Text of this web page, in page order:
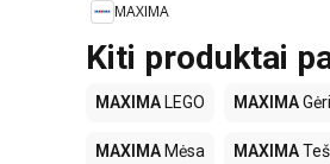
MAXIMA
Kiti produktai
MAXIMA LEGO MAXIMA
MAXIMA Mėsa MAXIMA